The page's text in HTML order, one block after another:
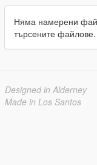
Няма намерени
търсените файлове.
Designed in Alderney
Made in Los Santos